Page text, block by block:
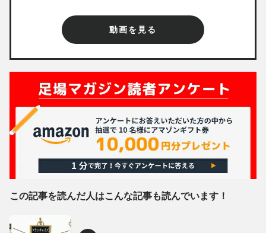
動画を見る
この記事を読んだ人はこんな記事も読んでいます！